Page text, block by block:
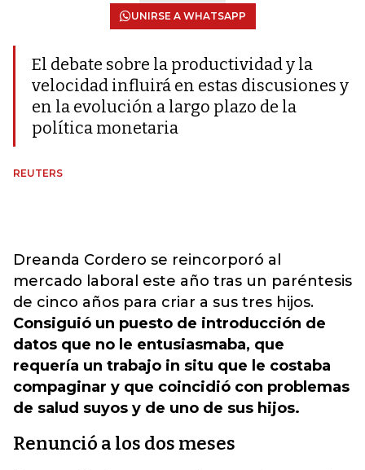
UNIRSE A WHATSAPP
El debate sobre la productividad y la
velocidad influirá en estas discusiones y
en la evolución a largo plazo de la
política monetaria
REUTERS
Dreanda Cordero se reincorporó al
mercado laboral este año tras un paréntesis
de cinco años para criar a sus tres hijos.
Consiguió un puesto de introducción de
datos que no le entusiasmaba, que
requería un trabajo in situ que le costaba
compaginar y que coincidió con problemas
de salud suyos y de uno de sus hijos.
Renunció a los dos meses